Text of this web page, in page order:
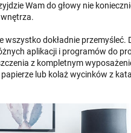
Wam do głowy nie
dokładnie przemyśleć.
aplikacji i programów do
z kompletnym
lub kolaż wycinków z